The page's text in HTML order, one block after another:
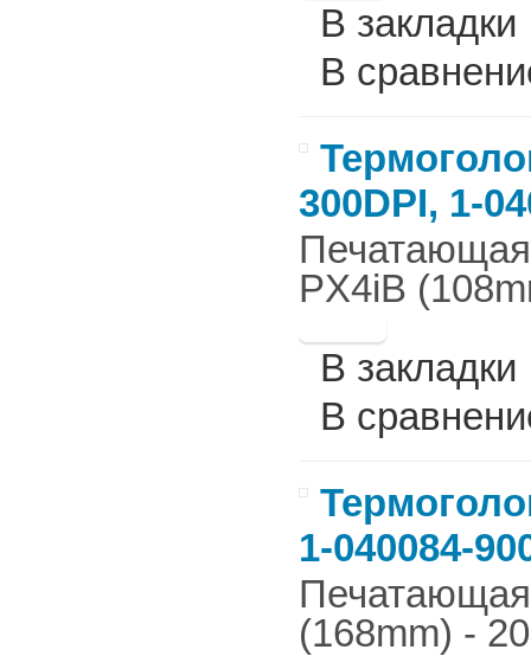
В закладки
В
300DPI, 1-
Печатающая
PX4iB
В закладки
В
1-040084-
Печатающая
(168mm) -